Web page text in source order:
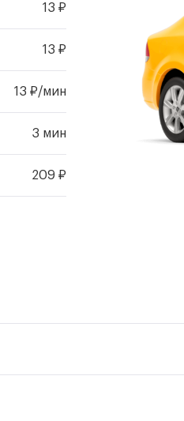
13 ₽
13 ₽
13 ₽/мин
3 мин
209 ₽